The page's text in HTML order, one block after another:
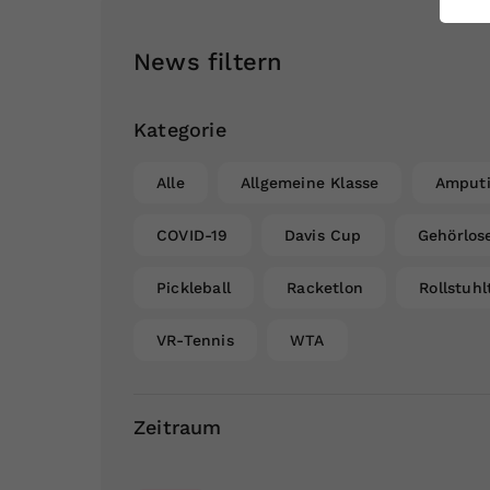
News filtern
Kategorie
Alle Allgemeine Klasse
COVID-19 Davis Cup
Pickleball Racketlon
VR-Tennis WTA
Zeitraum